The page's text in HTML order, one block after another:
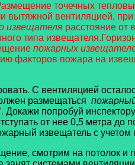
точечных
вытяжной вентиляцией,
извещателя расстояние от
типа извещателя.
пожарных
факторов пожара на
С вентиляцией
размещаться
Докажи попробуй
от нее 0,5 метра до
извещатель с
смотрим на потолок и